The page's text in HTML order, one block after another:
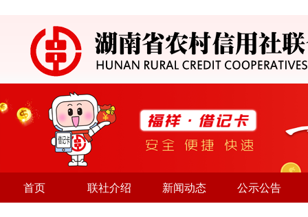
首页 联社介绍 新闻动态 公示公告